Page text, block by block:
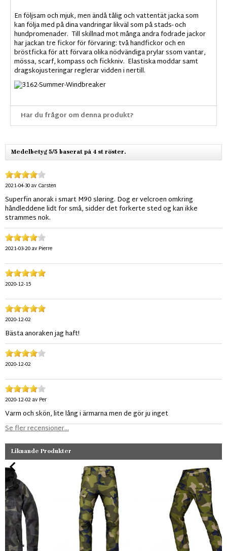
En följsam och mjuk, men ändå tålig och vattentät jacka som
kan följa med på dina vandringar likväl som på stads- och
hundpromenader. Till skillnad mot många andra fodrade jackor
har jackan tre fickor för förvaring: två handfickor och en
bröstficka för att förvara olika nödvändiga prylar ssom vantar,
mössa, scarf, kompass och fickkniv. Elastiska moddar samt
dragskojusteringar reglerar vidden i nertill.
Har du frågor om denna produkt?
Medelbetyg 5/5 baserat på 4 st röster.
2021-04-30av Carsten
Superfin anorak i smart M90 sløring. Dog er velcroen omkring
håndleddene lidt for små, sidder det forkerte sted og kan ikke
strammes nok.
2021-03-20av Pierre
2020-12-15
2020-12-02
Bästa anoraken jag haft!
2020-12-02
2020-12-02av Per
Varm och skön, lite lång i ärmarna men de gör ju inget
Se fler recensioner...
Liknande Produkter